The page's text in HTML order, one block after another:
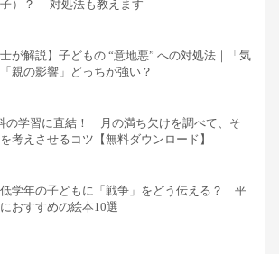
）？ 対処法も教えます
士が解説】子どもの “意地悪” への対処法｜「気
親の影響」どっちが強い？
の学習に直結！ 月の満ち欠けを調べて、そ
考えさせるコツ【無料ダウンロード】
学年の子どもに「戦争」をどう伝える？ 平
おすすめの絵本10選